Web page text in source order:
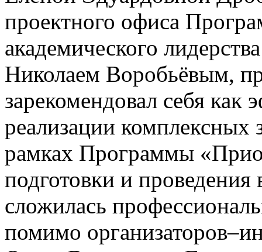
проектного офиса
академического
Николаем Воробьёвым,
зарекомендовал себя как
реализации комплексных
рамках Программы
подготовки и
сложилась
помимо